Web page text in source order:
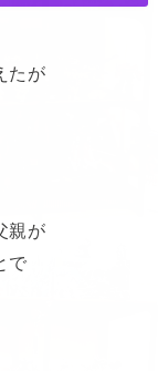
たが
親が
で